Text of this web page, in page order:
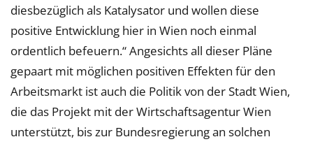
diesbezüglich als Katalysator und wollen diese
positive Entwicklung hier in Wien noch einmal
ordentlich befeuern.“ Angesichts all dieser Pläne
gepaart mit möglichen positiven Effekten für den
Arbeitsmarkt ist auch die Politik von der Stadt Wien,
die das Projekt mit der Wirtschaftsagentur Wien
unterstützt, bis zur Bundesregierung an solchen